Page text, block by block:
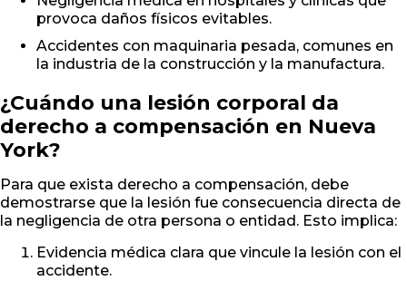
provoca daños físicos evitables.
Accidentes con maquinaria pesada, comunes en
la industria de la construcción y la manufactura.
¿Cuándo una lesión corporal da
derecho a compensación en Nueva
York?
Para que exista derecho a compensación, debe
demostrarse que la lesión fue consecuencia directa de
la negligencia de otra persona o entidad. Esto implica:
Evidencia médica clara que vincule la lesión con el
accidente.